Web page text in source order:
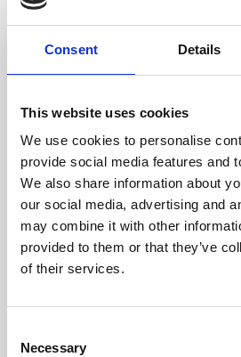
Consent Details
This website uses cookies
We use cookies to personalise
provide social media features and
We also share information about
our social media, advertising and
may combine it with other
provided to them or that they’ve
of their services.
Selection
Necessary
Dimensione
32 x 18 x 6 cm (l x a x p)